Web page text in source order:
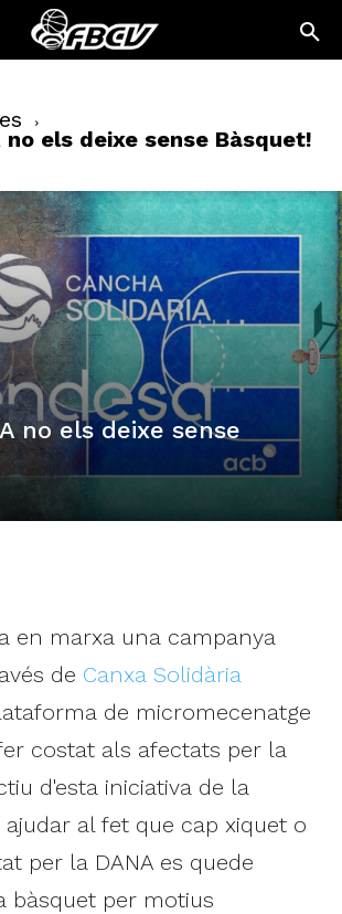
no els deixe sense Bàsquet!
no els deixe sense
en marxa una campanya
de Canxa Solidària
de micromecenatge
costat als afectats per la
d'esta iniciativa de la
ajudar al fet que cap xiquet o
per la DANA es quede
bàsquet per motius